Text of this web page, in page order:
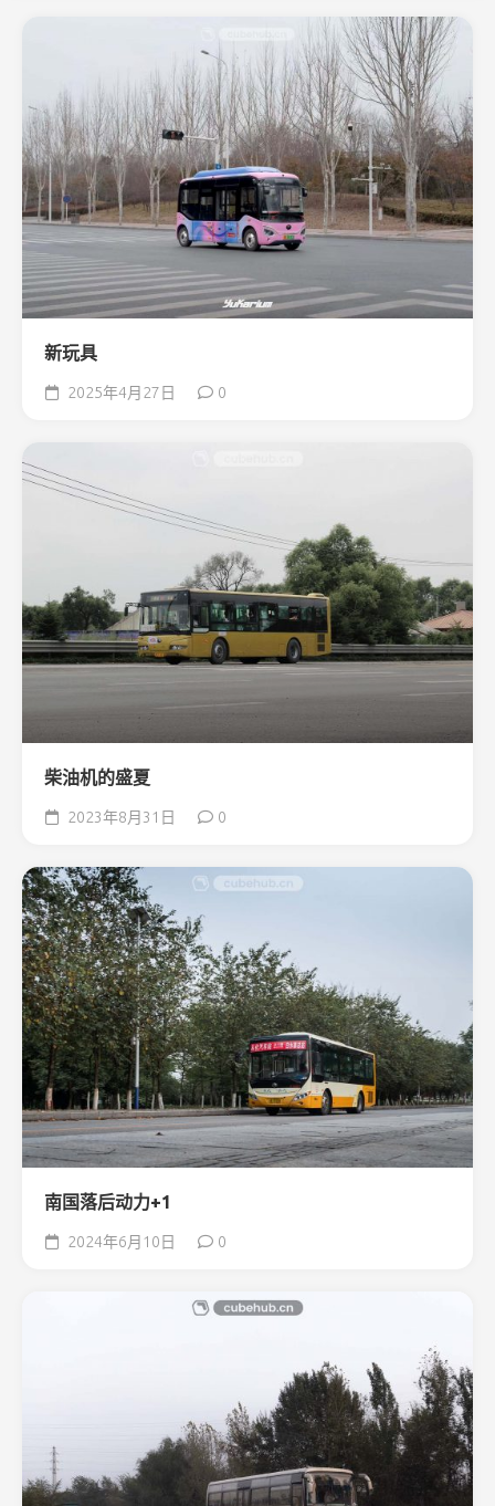
新玩具
2025年4月27日 0
柴油机的盛夏
2023年8月31日 0
南国落后动力+1
2024年6月10日 0